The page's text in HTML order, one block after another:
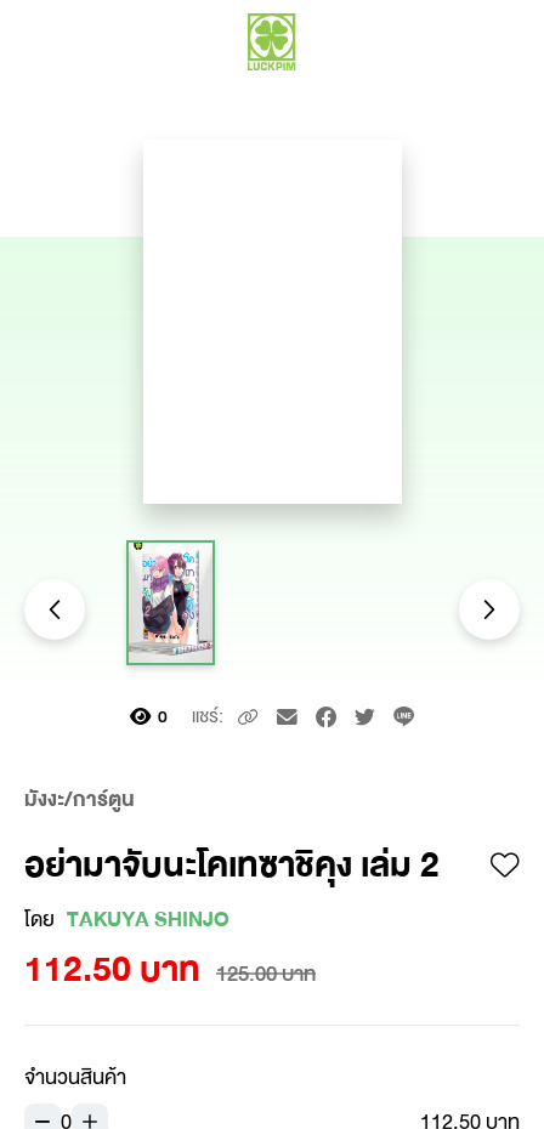
0 แชร์:
มังงะ/การ์ตูน
อย่ามาจับนะโคเทซาชิคุง เล่ม 2
โดย TAKUYA SHINJO
112.50 บาท 125.00 บาท
จำนวนสินค้า
0
112.50 บาท